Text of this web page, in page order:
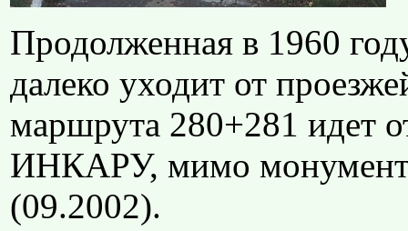
Продолженная в 1960
далеко уходит от
маршрута 280+281 идет
ИНКАРУ, мимо
(09.2002).